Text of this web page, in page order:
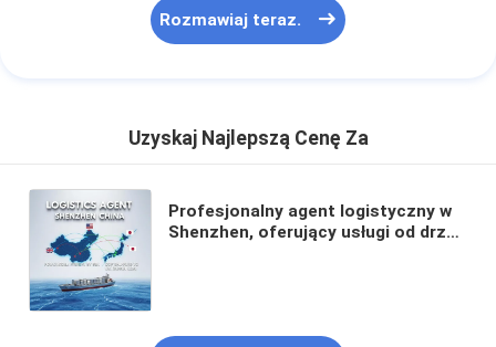
Rozmawiaj teraz.
Uzyskaj Najlepszą Cenę Za
Profesjonalny agent logistyczny w
Shenzhen, oferujący usługi od drzwi